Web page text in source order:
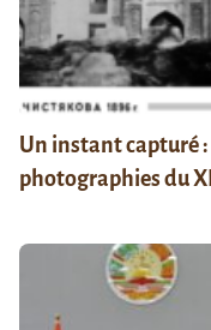
Un instant capturé
photographies du